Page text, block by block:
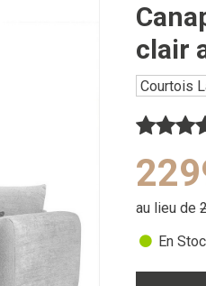
clair
Courtois
au lieu de
En